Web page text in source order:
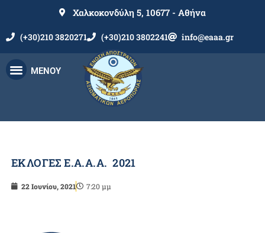
Χαλκοκονδύλη 5, 10677 - Αθήνα
(+30)210 3820271 (+30)210 3802241 info@eaaa.gr
ΜΕΝΟΥ
ΕΚΛΟΓΕΣ Ε.Α.Α.Α. 2021
22 Ιουνίου, 2021 7:20 μμ